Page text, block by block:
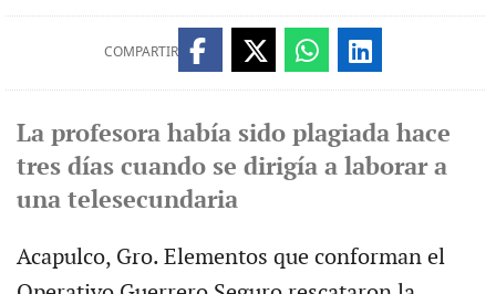
COMPARTIR
La profesora había sido plagiada hace
tres días cuando se dirigía a laborar a
una telesecundaria
Acapulco, Gro. Elementos que conforman el